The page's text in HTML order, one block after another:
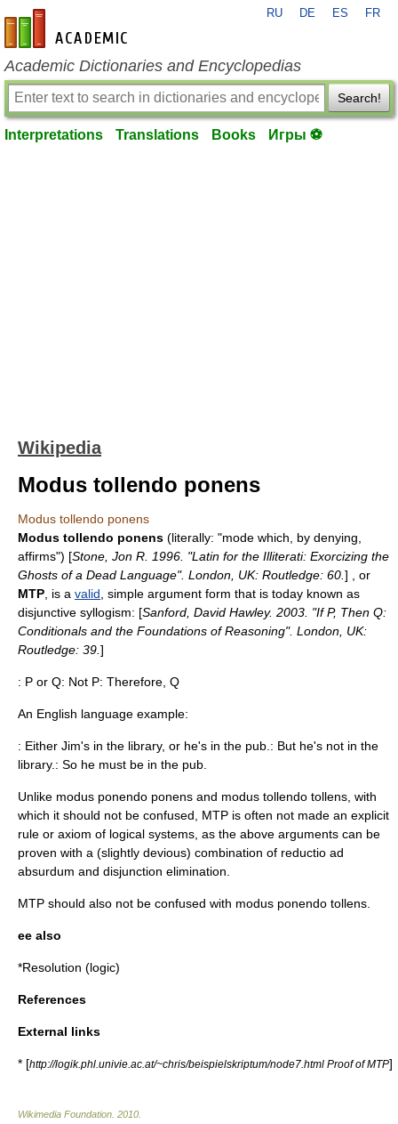
en-academic.com
RU DE ES FR
Academic Dictionaries and Encyclopedias
Search!
Interpretations Translations Books Игры ⚽
Wikipedia
Modus tollendo ponens
Modus tollendo ponens
Modus tollendo ponens (literally: "mode which, by denying,
affirms") [Stone, Jon R. 1996. "Latin for the Illiterati: Exorcizing the
Ghosts of a Dead Language". London, UK: Routledge: 60. ] , or
MTP , is a valid , simple argument form that is today known as
disjunctive syllogism: [Sanford, David Hawley. 2003. "If P, Then Q:
Conditionals and the Foundations of Reasoning". London, UK:
Routledge: 39. ]
: P or Q: Not P: Therefore, Q
An English language example:
: Either Jim's in the library, or he's in the pub.: But he's not in the
library.: So he must be in the pub.
Unlike modus ponendo ponens and modus tollendo tollens , with
which it should not be confused, MTP is often not made an explicit
rule or axiom of logical systems, as the above arguments can be
proven with a (slightly devious) combination of reductio ad
absurdum and disjunction elimination
MTP should also not be confused with modus ponendo tollens
ee also
*Resolution (logic)
References
External links
* [http://logik.phl.univie.ac.at/~chris/beispielskriptum/node7.html Proof of MTP]
Wikimedia Foundation 2010